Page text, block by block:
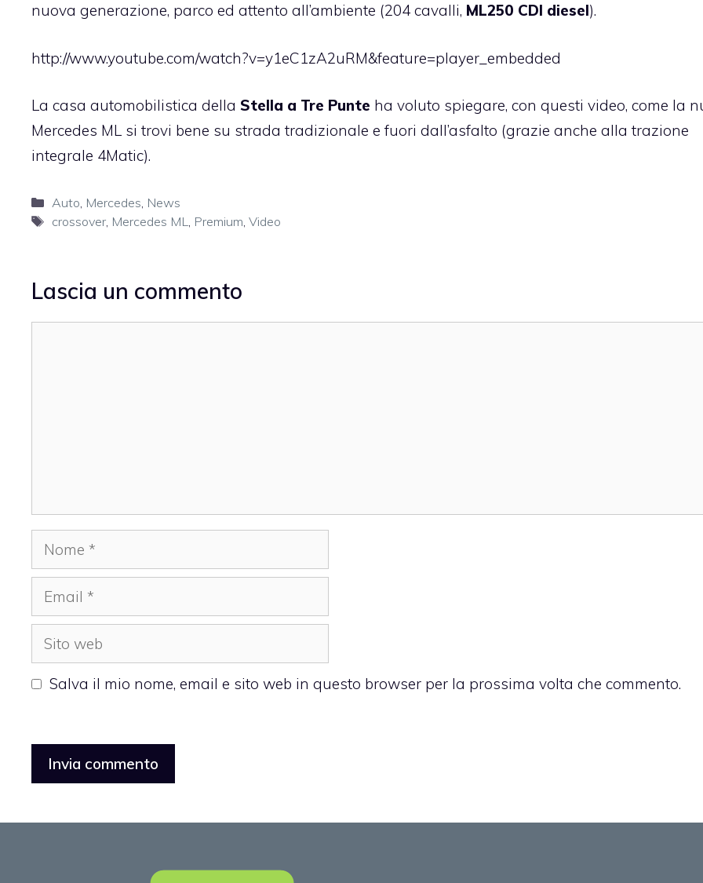
nuova generazione, parco ed attento all’ambiente (204 cavalli, ML250 CDI diesel).
http://www.youtube.com/watch?v=y1eC1zA2uRM&feature=player_embedded
La casa automobilistica della Stella a Tre Punte ha voluto spiegare, con questi video, come la
Mercedes ML si trovi bene su strada tradizionale e fuori dall’asfalto (grazie anche alla trazione
integrale 4Matic).
Categorie
Auto, Mercedes, News
Tag
crossover, Mercedes ML, Premium, Video
Lascia un commento
Nome
Email
Sito
web
Salva il mio nome, email e sito web in questo browser per la prossima volta che commento.